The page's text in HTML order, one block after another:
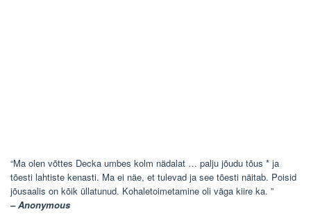
“Ma olen võttes Decka umbes kolm nädalat … palju jõudu tõus * ja
tõesti lahtiste kenasti. Ma ei näe, et tulevad ja see tõesti näitab. Poisid
jõusaalis on kõik üllatunud. Kohaletoimetamine oli väga kiire ka. ”
– Anonymous